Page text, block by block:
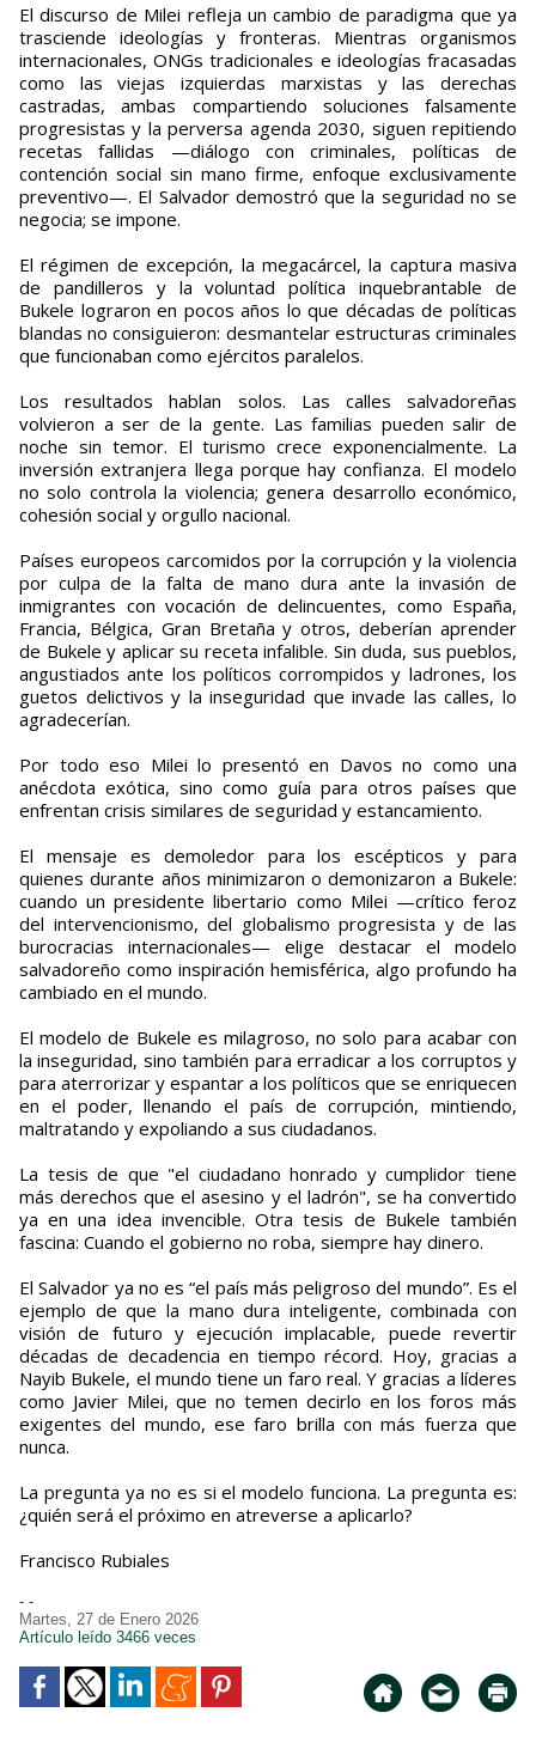
El discurso de Milei refleja un cambio de paradigma que ya
trasciende ideologías y fronteras. Mientras organismos
internacionales, ONGs tradicionales e ideologías fracasadas
como las viejas izquierdas marxistas y las derechas
castradas, ambas compartiendo soluciones falsamente
progresistas y la perversa agenda 2030, siguen repitiendo
recetas fallidas —diálogo con criminales, políticas de
contención social sin mano firme, enfoque exclusivamente
preventivo—. El Salvador demostró que la seguridad no se
negocia; se impone.
El régimen de excepción, la megacárcel, la captura masiva
de pandilleros y la voluntad política inquebrantable de
Bukele lograron en pocos años lo que décadas de políticas
blandas no consiguieron: desmantelar estructuras criminales
que funcionaban como ejércitos paralelos.
Los resultados hablan solos. Las calles salvadoreñas
volvieron a ser de la gente. Las familias pueden salir de
noche sin temor. El turismo crece exponencialmente. La
inversión extranjera llega porque hay confianza. El modelo
no solo controla la violencia; genera desarrollo económico,
cohesión social y orgullo nacional.
Países europeos carcomidos por la corrupción y la violencia
por culpa de la falta de mano dura ante la invasión de
inmigrantes con vocación de delincuentes, como España,
Francia, Bélgica, Gran Bretaña y otros, deberían aprender
de Bukele y aplicar su receta infalible. Sin duda, sus pueblos,
angustiados ante los políticos corrompidos y ladrones, los
guetos delictivos y la inseguridad que invade las calles, lo
agradecerían.
Por todo eso Milei lo presentó en Davos no como una
anécdota exótica, sino como guía para otros países que
enfrentan crisis similares de seguridad y estancamiento.
El mensaje es demoledor para los escépticos y para
quienes durante años minimizaron o demonizaron a Bukele:
cuando un presidente libertario como Milei —crítico feroz
del intervencionismo, del globalismo progresista y de las
burocracias internacionales— elige destacar el modelo
salvadoreño como inspiración hemisférica, algo profundo ha
cambiado en el mundo.
El modelo de Bukele es milagroso, no solo para acabar con
la inseguridad, sino también para erradicar a los corruptos y
para aterrorizar y espantar a los políticos que se enriquecen
en el poder, llenando el país de corrupción, mintiendo,
maltratando y expoliando a sus ciudadanos.
La tesis de que "el ciudadano honrado y cumplidor tiene
más derechos que el asesino y el ladrón", se ha convertido
ya en una idea invencible. Otra tesis de Bukele también
fascina: Cuando el gobierno no roba, siempre hay dinero.
El Salvador ya no es “el país más peligroso del mundo”. Es el
ejemplo de que la mano dura inteligente, combinada con
visión de futuro y ejecución implacable, puede revertir
décadas de decadencia en tiempo récord. Hoy, gracias a
Nayib Bukele, el mundo tiene un faro real. Y gracias a líderes
como Javier Milei, que no temen decirlo en los foros más
exigentes del mundo, ese faro brilla con más fuerza que
nunca.
La pregunta ya no es si el modelo funciona. La pregunta es:
¿quién será el próximo en atreverse a aplicarlo?
Francisco Rubiales
- -
Martes, 27 de Enero 2026
Artículo leído 3466 veces